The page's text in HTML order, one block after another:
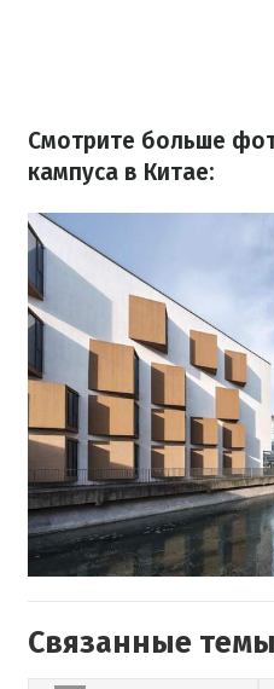
Смотрите больше
кампуса в Китае:
Связанные